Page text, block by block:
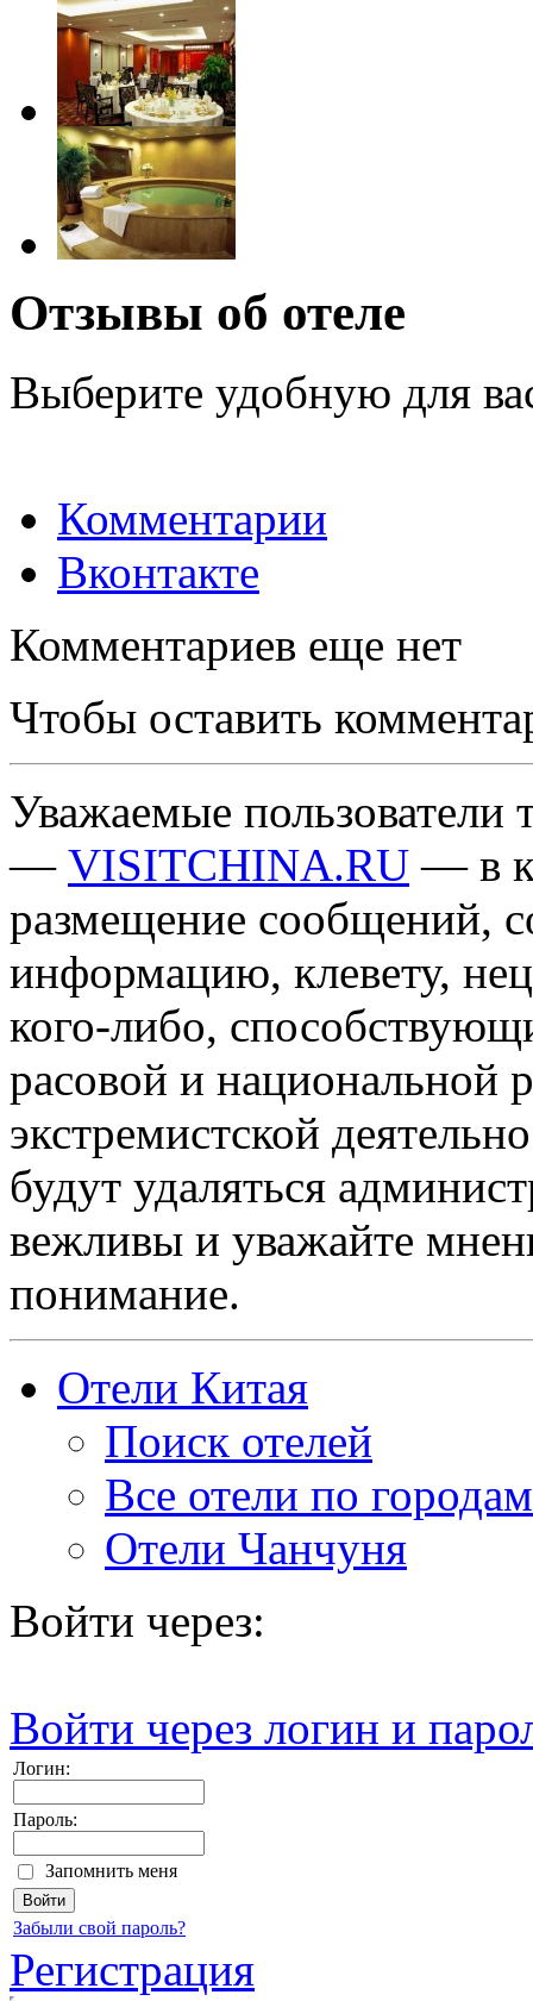
Отзывы об отеле
Выберите удобную для
Комментарии
Вконтакте
Комментариев еще нет
Чтобы оставить
Уважаемые пользователи
— VISITCHINA.RU — в
размещение сообщений,
информацию, клевету,
кого-либо,
расовой и национальной
экстремистской
будут удаляться
вежливы и уважайте
понимание.
Отели Китая
Поиск отелей
Все отели по городам
Отели Чанчуня
Войти через:
Войти через логин и
Логин:
Пароль:
Запомнить меня
Забыли свой пароль?
Регистрация